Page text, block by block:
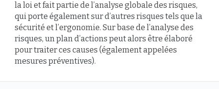
la loi et fait partie de l’analyse globale des risques,
qui porte également sur d’autres risques tels que la
sécurité et l’ergonomie. Sur base de l’analyse des
risques, un plan d’actions peut alors être élaboré
pour traiter ces causes (également appelées
mesures préventives).